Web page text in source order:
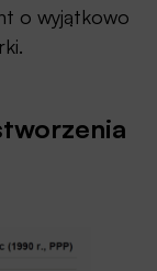
o wyjątkowo